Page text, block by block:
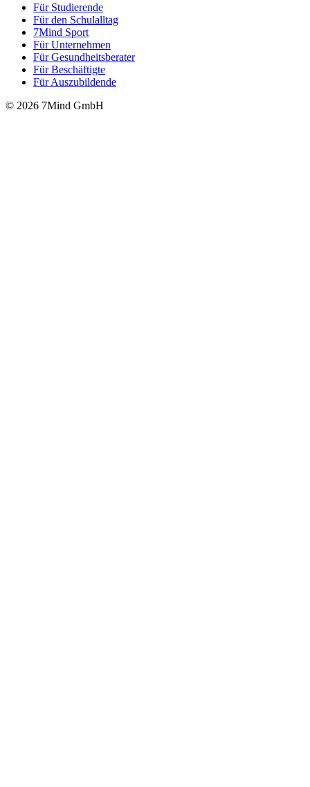
Für Stu­die­rende
Für den Schulalltag
7Mind Sport
Für Unter­neh­men
Für Gesund­heits­be­ra­ter
Für Beschäftigte
Für Auszubildende
© 2026 7Mind GmbH